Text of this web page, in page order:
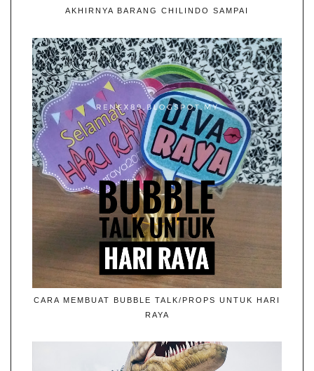
AKHIRNYA BARANG CHILINDO SAMPAI
CARA MEMBUAT BUBBLE TALK/PROPS UNTUK HARI
RAYA